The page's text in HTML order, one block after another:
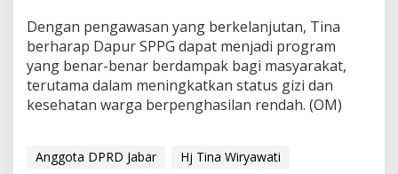
Dengan pengawasan yang berkelanjutan, Tina
berharap Dapur SPPG dapat menjadi program
yang benar-benar berdampak bagi masyarakat,
terutama dalam meningkatkan status gizi dan
kesehatan warga berpenghasilan rendah. (OM)
Anggota DPRD Jabar
Hj Tina Wiryawati